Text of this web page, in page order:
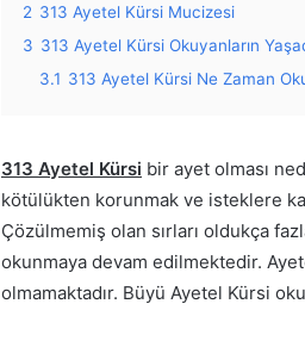
2 313 Ayetel Kürsi Mucizesi
3 313 Ayetel Kürsi Okuyanların
3.1 313 Ayetel Kürsi Ne Zaman
313 Ayetel Kürsi bir ayet olması
kötülükten korunmak ve isteklere
Çözülmemiş olan sırları oldukça
okunmaya devam edilmektedir.
olmamaktadır. Büyü Ayetel Kürsi